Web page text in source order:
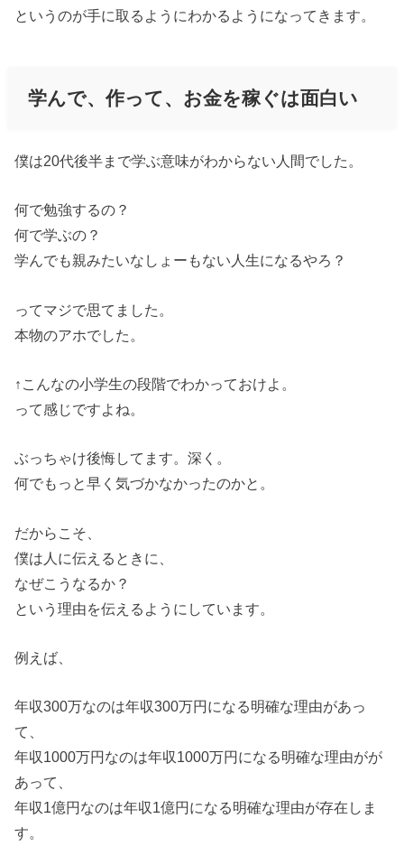
というのが手に取るようにわかるようになってきます。
学んで、作って、お金を稼ぐは面白い
僕は20代後半まで学ぶ意味がわからない人間でした。
何で勉強するの？
何で学ぶの？
学んでも親みたいなしょーもない人生になるやろ？
ってマジで思てました。
本物のアホでした。
↑こんなの小学生の段階でわかっておけよ。
って感じですよね。
ぶっちゃけ後悔してます。深く。
何でもっと早く気づかなかったのかと。
だからこそ、
僕は人に伝えるときに、
なぜこうなるか？
という理由を伝えるようにしています。
例えば、
年収300万なのは年収300万円になる明確な理由があっ
て、
年収1000万円なのは年収1000万円になる明確な理由がが
あって、
年収1億円なのは年収1億円になる明確な理由が存在しま
す。